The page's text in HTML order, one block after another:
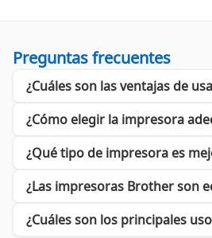
Impresoras Epson
Multifuncionales - Combina
Complementa la compra de tu
considerar insumos y accesorios
Preguntas frecuentes
¿Cuáles son las ventajas de
¿Cómo elegir la impresora
¿Qué tipo de impresora es
¿Las impresoras Brother son
¿Cuáles son los principales